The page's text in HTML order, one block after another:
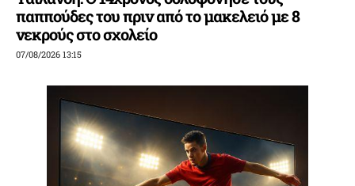
παππούδες του πριν από το μακελειό με 8
νεκρούς στο σχολείο
07/08/2026 13:15